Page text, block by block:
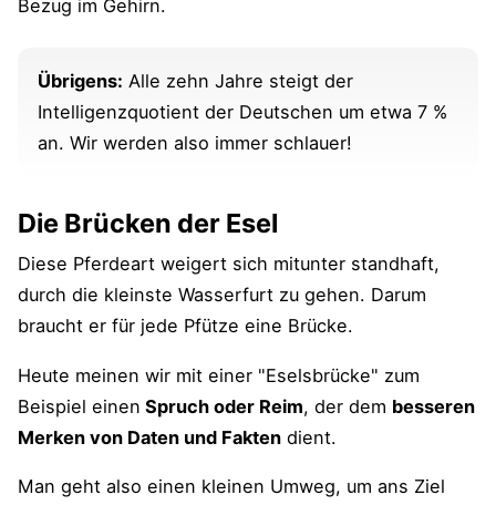
Bezug im Gehirn.
Übrigens: Alle zehn Jahre steigt der
Intelligenzquotient der Deutschen um etwa 7 %
an. Wir werden also immer schlauer!
Die Brücken der Esel
Diese Pferdeart weigert sich mitunter standhaft,
durch die kleinste Wasserfurt zu gehen. Darum
braucht er für jede Pfütze eine Brücke.
Heute meinen wir mit einer "Eselsbrücke" zum
Beispiel einen Spruch oder Reim, der dem besseren
Merken von Daten und Fakten dient.
Man geht also einen kleinen Umweg, um ans Ziel